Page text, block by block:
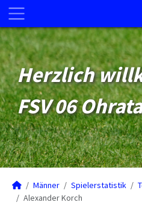
Herzlich
FSV 06
Männer Spielerstatistik
Alexander Korch